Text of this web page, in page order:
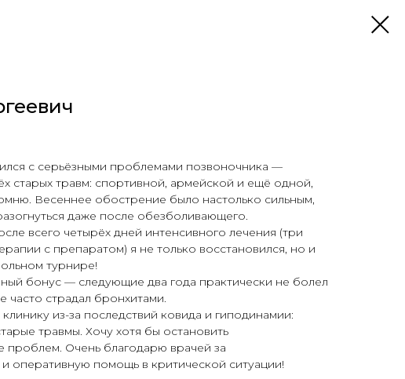
с серьёзными проблемами позвоночника —
старых травм: спортивной, армейской и ещё одной,
Весеннее обострение было настолько сильным,
даже после обезболивающего.
всего четырёх дней интенсивного лечения (три
с препаратом) я не только восстановился, но и
турнире!
бонус — следующие два года практически не болел
страдал бронхитами.
из-за последствий ковида и гиподинамии:
травмы. Хочу хотя бы остановить
проблем. Очень благодарю врачей за
оперативную помощь в критической ситуации!